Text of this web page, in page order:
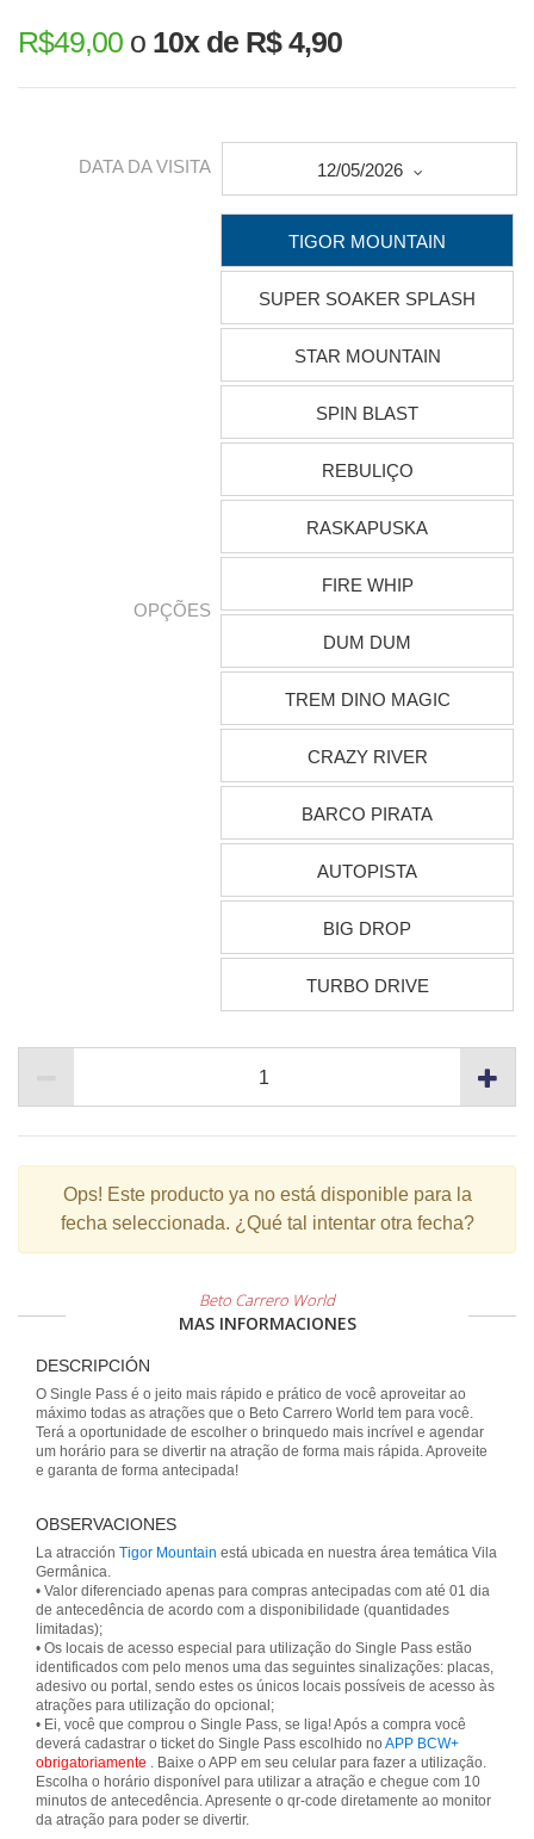
R$49,00 o 10x de R$ 4,90
DATA DA VISITA 12/05/2026
OPÇÕES
TIGOR MOUNTAIN
SUPER SOAKER SPLASH
STAR MOUNTAIN
SPIN BLAST
REBULIÇO
RASKAPUSKA
FIRE WHIP
DUM DUM
TREM DINO MAGIC
CRAZY RIVER
BARCO PIRATA
AUTOPISTA
BIG DROP
TURBO DRIVE
Ops! Este producto ya no está disponible para la
fecha seleccionada. ¿Qué tal intentar otra fecha?
Beto Carrero World
MAS INFORMACIONES
DESCRIPCIÓN
O Single Pass é o jeito mais rápido e prático de você aproveitar ao
máximo todas as atrações que o Beto Carrero World tem para você.
Terá a oportunidade de escolher o brinquedo mais incrível e agendar
um horário para se divertir na atração de forma mais rápida. Aproveite
e garanta de forma antecipada!
OBSERVACIONES
La atracción Tigor Mountain está ubicada en nuestra área temática Vila
Germânica.
• Valor diferenciado apenas para compras antecipadas com até 01 dia
de antecedência de acordo com a disponibilidade (quantidades
limitadas);
• Os locais de acesso especial para utilização do Single Pass estão
identificados com pelo menos uma das seguintes sinalizações: placas,
adesivo ou portal, sendo estes os únicos locais possíveis de acesso às
atrações para utilização do opcional;
• Ei, você que comprou o Single Pass, se liga! Após a compra você
deverá cadastrar o ticket do Single Pass escolhido no APP BCW+
obrigatoriamente . Baixe o APP em seu celular para fazer a utilização.
Escolha o horário disponível para utilizar a atração e chegue com 10
minutos de antecedência. Apresente o qr-code diretamente ao monitor
da atração para poder se divertir.